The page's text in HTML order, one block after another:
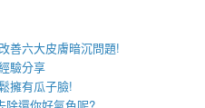
改善六大皮膚暗沉問題!
驗分享
擁有瓜子臉!